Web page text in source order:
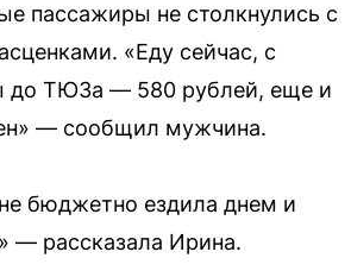
пассажиры не столкнулись с
«Еду сейчас, с
ТЮЗа — 580 рублей, еще и
— сообщил мужчина.
бюджетно ездила днем и
— рассказала Ирина.